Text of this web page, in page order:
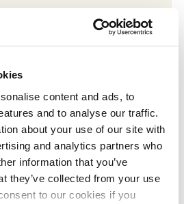
content and ads, to
and to analyse our traffic.
about your use of our site with
and analytics partners who
information that you’ve
they’ve collected from your use
to our cookies if you
ン樹脂（1液型、2液